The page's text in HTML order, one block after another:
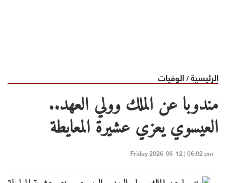
الرئيسية/الوفيات
مندوبا عن الملك وولي العهد..
العيسوي يعزي عشيرة المعايطة
Friday 2026-06-12 | 06:02 pm